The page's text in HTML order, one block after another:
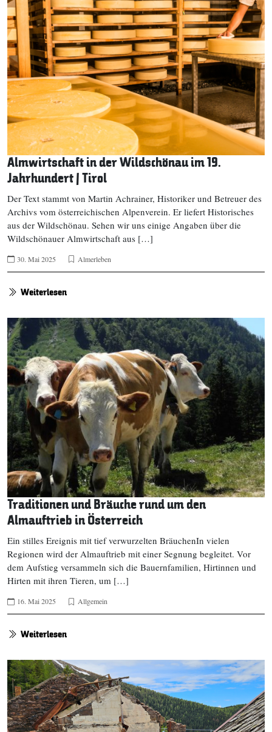
Almwirtschaft in der Wildschönau im 19.
Jahrhundert | Tirol
Der Text stammt von Martin Achrainer, Historiker und Betreuer des
Archivs vom österreichischen Alpenverein. Er liefert Historisches
aus der Wildschönau. Sehen wir uns einige Angaben über die
Wildschönauer Almwirtschaft aus […]
30. Mai 2025 Almerleben
Weiterlesen
Traditionen und Bräuche rund um den
Almauftrieb in Österreich
Ein stilles Ereignis mit tief verwurzelten BräuchenIn vielen
Regionen wird der Almauftrieb mit einer Segnung begleitet. Vor
dem Aufstieg versammeln sich die Bauernfamilien, Hirtinnen und
Hirten mit ihren Tieren, um […]
16. Mai 2025 Allgemein
Weiterlesen